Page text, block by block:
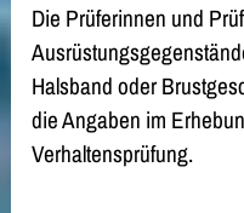
Die Prüferinnen und
Halsband oder
die Angaben im
Verhaltensprüfung.